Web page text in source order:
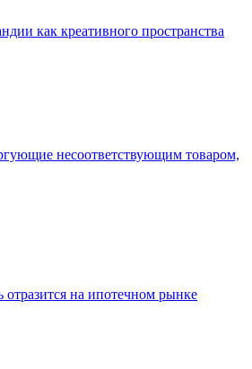
как креативного пространства
несоответствующим товаром,
на ипотечном рынке